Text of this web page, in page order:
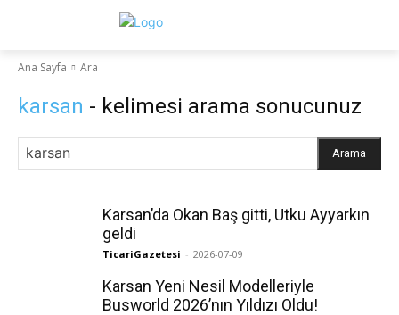
Ana Sayfa Ara
karsan - kelimesi arama sonucunuz
Arama
Karsan’da Okan Baş gitti, Utku Ayyarkın
geldi
TicariGazetesi - 2026-07-09
Karsan Yeni Nesil Modelleriyle
Busworld 2026’nın Yıldızı Oldu!